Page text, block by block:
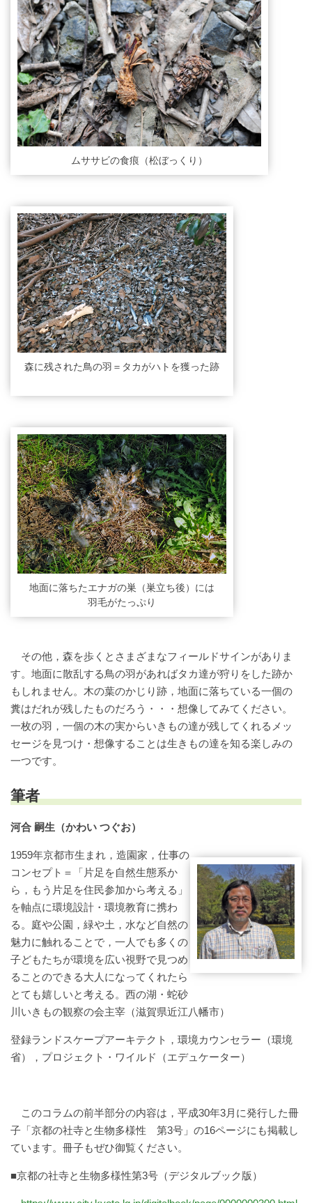
ムササビの食痕（松ぼっくり）
森に残された鳥の羽＝タカがハトを獲った跡
地面に落ちたエナガの巣（巣立ち後）には
羽毛がたっぷり
その他，森を歩くとさまざまなフィールドサインがありま
す。地面に散乱する鳥の羽があればタカ達が狩りをした跡か
もしれません。木の葉のかじり跡，地面に落ちている一個の
糞はだれが残したものだろう・・・想像してみてください。
一枚の羽，一個の木の実からいきもの達が残してくれるメッ
セージを見つけ・想像することは生きもの達を知る楽しみの
一つです。
筆者
河合 嗣生（かわい つぐお）
1959年京都市生まれ，造園家，仕事の
コンセプト＝「片足を自然生態系か
ら，もう片足を住民参加から考える」
を軸点に環境設計・環境教育に携わ
る。庭や公園，緑や土，水など自然の
魅力に触れることで，一人でも多くの
子どもたちが環境を広い視野で見つめ
ることのできる大人になってくれたら
とても嬉しいと考える。西の湖・蛇砂
川いきもの観察の会主宰（滋賀県近江八幡市）
登録ランドスケープアーキテクト，環境カウンセラー（環境
省），プロジェクト・ワイルド（エデュケーター）
このコラムの前半部分の内容は，平成30年3月に発行した冊
子「京都の社寺と生物多様性 第3号」の16ページにも掲載し
ています。冊子もぜひ御覧ください。
■京都の社寺と生物多様性第3号（デジタルブック版）